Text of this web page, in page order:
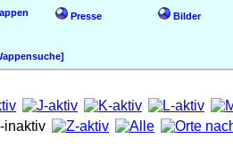
Presse Bilder